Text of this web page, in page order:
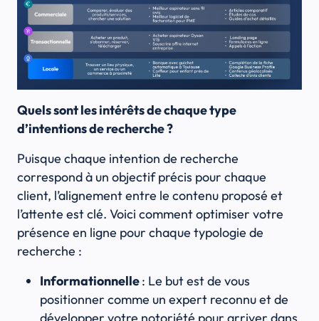
Quels sont les intérêts de chaque type
d’intentions de recherche ?
Puisque chaque intention de recherche
correspond à un objectif précis pour chaque
client, l’alignement entre le contenu proposé et
l’attente est clé. Voici comment optimiser votre
présence en ligne pour chaque typologie de
recherche :
Informationnelle: Le but est de vous
positionner comme un expert reconnu et de